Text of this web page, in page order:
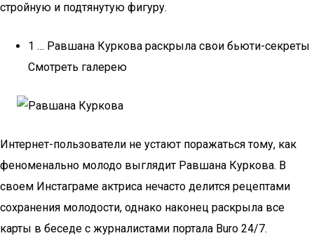
стройную и подтянутую фигуру.
1 … Равшана Куркова раскрыла свои бьюти-секреты
Смотреть галерею
Интернет-пользователи не устают поражаться тому, как
феноменально молодо выглядит Равшана Куркова. В
своем Инстаграме актриса нечасто делится рецептами
сохранения молодости, однако наконец раскрыла все
карты в беседе с журналистами портала Buro 24/7.